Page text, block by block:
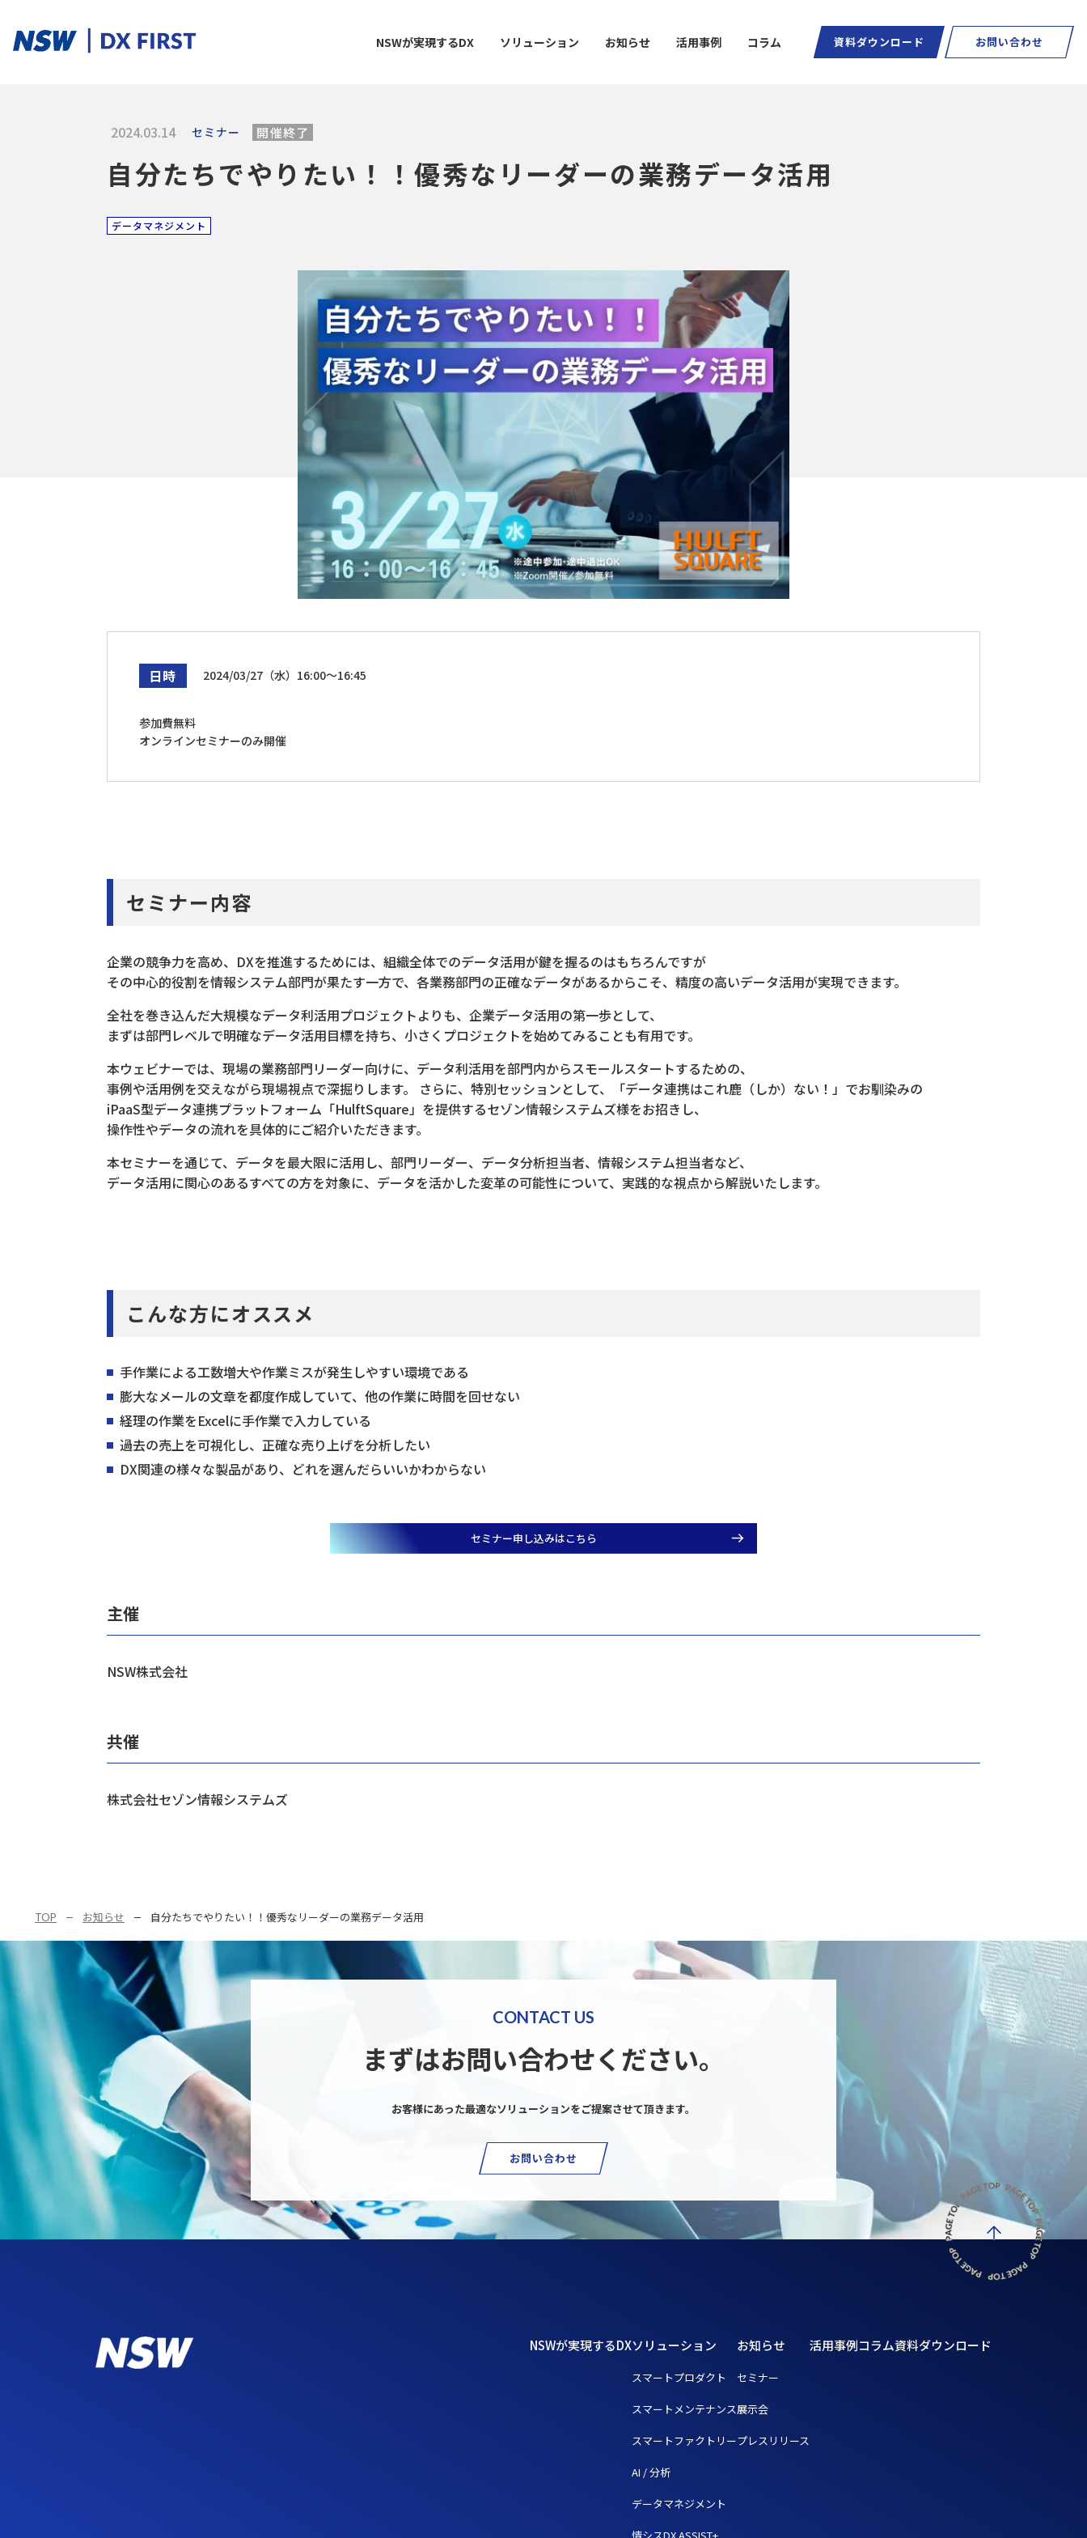
NSWが実現するDX ソリューション
ソリューションカテゴリ
スマートプロダクトスマートメンテナンス スマートファクトリー AI / 分析 データマネジメント情シスDX ASSIST+ クラウドサービススマートグラス
デジタル化データ活用 自動化 社内インフラ システム運用デバイス管理
スマートグラスデータマネジメントクラウドセキュリティネットワークデータセンター ビッグデータ ヘルプデスク
お知らせ 活用事例 コラム 資料ダウンロード お問い合わせ
2024.03.14 セミナー 開催終了
自分たちでやりたい！！優秀なリーダーの業務データ活用
データマネジメント
日時 2024/03/27（水）16:00～16:45
参加費無料
オンラインセミナーのみ開催
セミナー内容
企業の競争力を高め、DXを推進するためには、組織全体でのデータ活用が鍵を握るのはもちろんですが
その中心的役割を情報システム部門が果たす一方で、各業務部門の正確なデータがあるからこそ、精度の高いデータ活用が実現できます。
全社を巻き込んだ大規模なデータ利活用プロジェクトよりも、企業データ活用の第一歩として、
まずは部門レベルで明確なデータ活用目標を持ち、小さくプロジェクトを始めてみることも有用です。
本ウェビナーでは、現場の業務部門リーダー向けに、データ利活用を部門内からスモールスタートするための、
事例や活用例を交えながら現場視点で深掘りします。 さらに、特別セッションとして、「データ連携はこれ鹿（しか）ない！」でお馴染みの
iPaaS型データ連携プラットフォーム「HulftSquare」を提供するセゾン情報システムズ様をお招きし、
操作性やデータの流れを具体的にご紹介いただきます。
本セミナーを通じて、データを最大限に活用し、部門リーダー、データ分析担当者、情報システム担当者など、
データ活用に関心のあるすべての方を対象に、データを活かした変革の可能性について、実践的な視点から解説いたします。
こんな方にオススメ
手作業による工数増大や作業ミスが発生しやすい環境である
膨大なメールの文章を都度作成していて、他の作業に時間を回せない
経理の作業をExcelに手作業で入力している
過去の売上を可視化し、正確な売り上げを分析したい
DX関連の様々な製品があり、どれを選んだらいいかわからない
セミナー申し込みはこちら
主催
NSW株式会社
共催
株式会社セゾン情報システムズ
TOP お知らせ 自分たちでやりたい！！優秀なリーダーの業務データ活用
CONTACT US
まずはお問い合わせください。
お客様にあった最適なソリューションをご提案させて頂きます。
お問い合わせ
NSWが実現するDXソリューション
スマートプロダクト
スマートメンテナンス
スマートファクトリー
AI / 分析
データマネジメント
情シスDX ASSIST+
お知らせ
セミナー
展示会
プレスリリース
活用事例コラム資料ダウンロード